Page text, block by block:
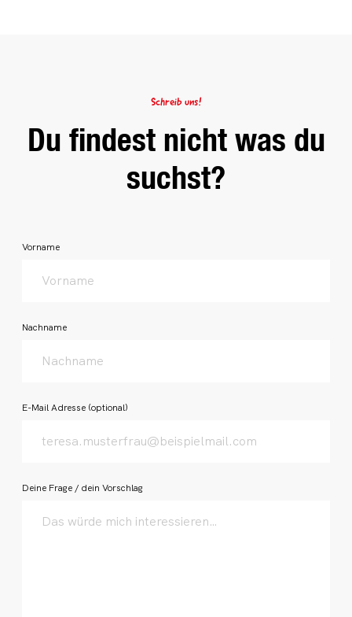
Schreib uns!
Du findest nicht was du
suchst?
Vorname
Nachname
E-Mail Adresse (optional)
Deine Frage / dein Vorschlag